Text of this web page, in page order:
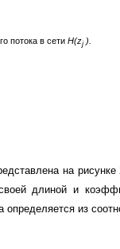
потока в сети H(zj).
на рисунке
длиной и
определяется из